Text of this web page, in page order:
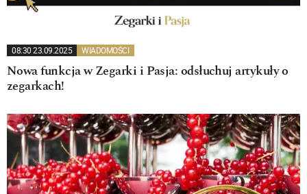
08:30 23.09.2025 WIADOMOŚCI
Nowa funkcja w Zegarki i Pasja: odsłuchuj artykuły o
zegarkach!